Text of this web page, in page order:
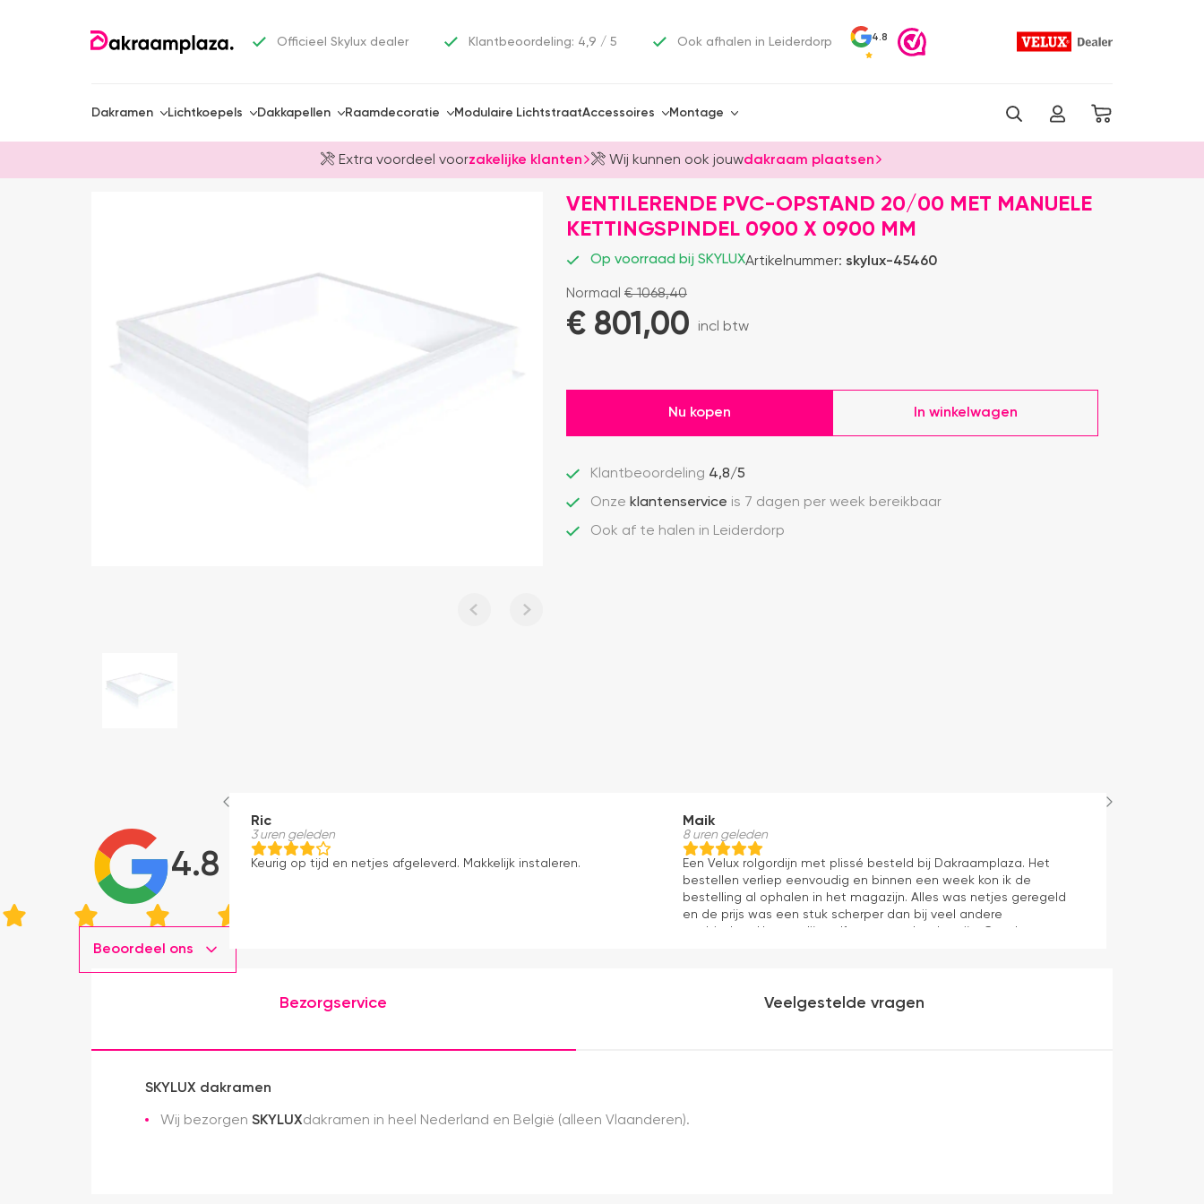
Officieel Skylux dealer Klantbeoordeling: 4,9 / 5 Ook afhalen in Leiderdorp 4.8
Dakramen Lichtkoepels Dakkapellen Raamdecoratie Modulaire LichtstraatAccessoires Montage
Extra voordeel voorzakelijke klanten Wij kunnen ook jouwdakraam plaatsen
VENTILERENDE PVC-OPSTAND 20/00 MET MANUELE
KETTINGSPINDEL 0900 X 0900 MM
Op voorraad bij SKYLUXArtikelnummer: skylux-45460
Normaal €1068,40
€ 801,00 incl btw
Nu kopen In winkelwagen
Klantbeoordeling 4,8/5
Onze klantenservice is 7 dagen per week bereikbaar
Ook af te halen in Leiderdorp
4.8
Beoordeel ons
Ric
3 uren geleden
Keurig op tijd en netjes afgeleverd. Makkelijk instaleren.
Maik
8 uren geleden
Een Velux rolgordijn met plissé besteld bij Dakraamplaza. Het
bestellen verliep eenvoudig en binnen een week kon ik de
bestelling al ophalen in het magazijn. Alles was netjes geregeld
en de prijs was een stuk scherper dan bij veel andere
Bezorgservice Veelgestelde vragen
SKYLUX dakramen
Wij bezorgen SKYLUXdakramen in heel Nederland en België (alleen Vlaanderen).